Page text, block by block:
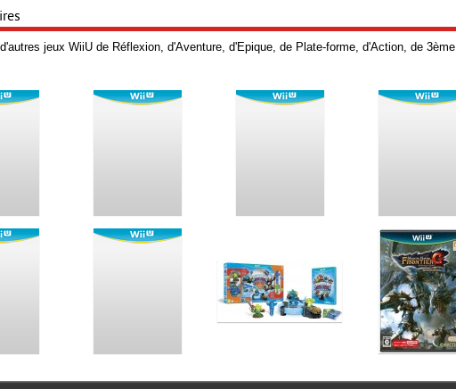
jeux WiiU de Réflexion, d'Aventure, d'Epique, de Plate-forme, d'Action, de 3ème